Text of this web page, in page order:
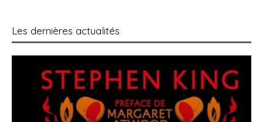
Les dernières actualités